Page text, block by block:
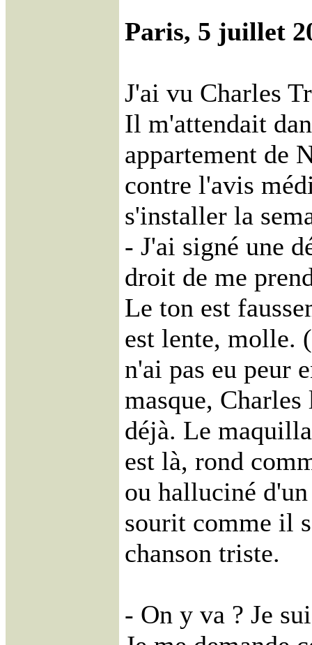
Paris, 5 juillet
J'ai vu Charles
Il m'attendait
appartement de
contre l'avis
s'installer la
- J'ai signé une
droit de me
Le ton est
est lente, molle.
n'ai pas eu peur
masque,
déjà. Le
est là, rond
ou halluciné
sourit comme il
chanson triste.
- On y va ? Je